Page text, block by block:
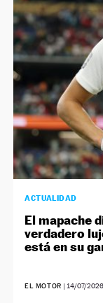
NEWSLETTER
SÍGUENOS
ACTUALIDAD
El mapache
verdadero
está en su
EL MOTOR | 14/07/2026